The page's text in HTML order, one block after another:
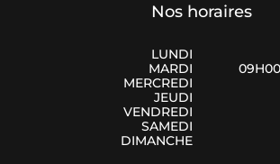
Nos horaires
LUNDI
MARDI
MERCREDI
JEUDI
VENDREDI
SAMEDI
DIMANCHE